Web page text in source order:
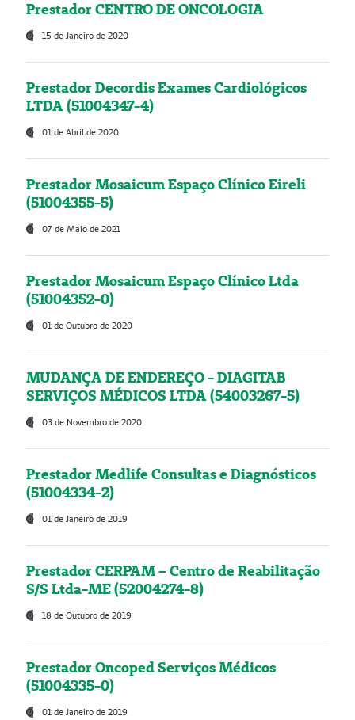
Prestador CENTRO DE ONCOLOGIA
15 de Janeiro de 2020
Prestador Decordis Exames Cardiológicos
LTDA (51004347-4)
01 de Abril de 2020
Prestador Mosaicum Espaço Clínico Eireli
(51004355-5)
07 de Maio de 2021
Prestador Mosaicum Espaço Clínico Ltda
(51004352-0)
01 de Outubro de 2020
MUDANÇA DE ENDEREÇO - DIAGITAB
SERVIÇOS MÉDICOS LTDA (54003267-5)
03 de Novembro de 2020
Prestador Medlife Consultas e Diagnósticos
(51004334-2)
01 de Janeiro de 2019
Prestador CERPAM – Centro de Reabilitação
S/S Ltda-ME (52004274-8)
18 de Outubro de 2019
Prestador Oncoped Serviços Médicos
(51004335-0)
01 de Janeiro de 2019